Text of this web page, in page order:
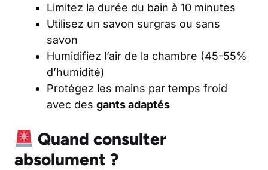
Limitez la durée du bain à 10 minutes
Utilisez un savon surgras ou sans
savon
Humidifiez l’air de la chambre (45-55%
d’humidité)
Protégez les mains par temps froid
avec des gants adaptés
Quand consulter
absolument ?